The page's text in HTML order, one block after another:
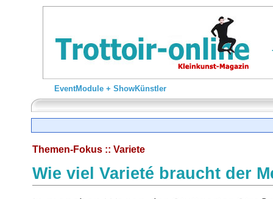
EventModule + ShowKünstler
Themen-Fokus :: Variete
Wie viel Varieté braucht der